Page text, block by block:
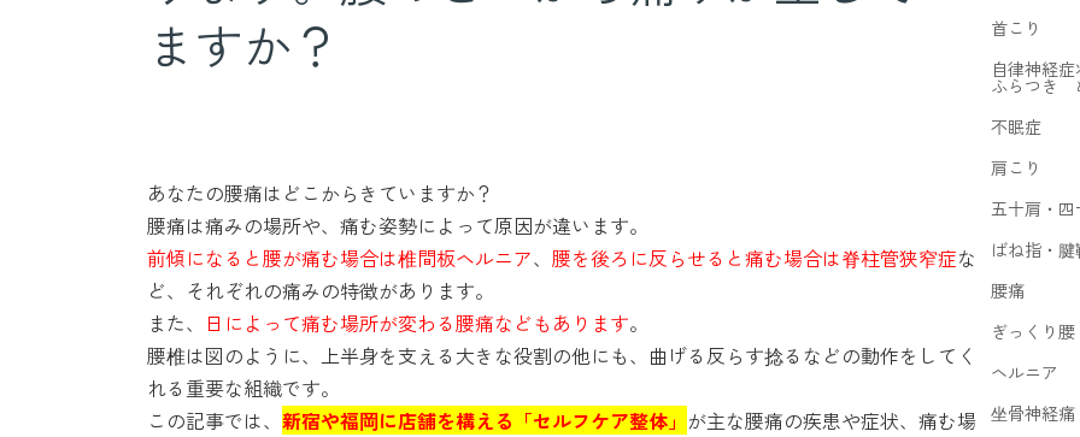
ますか？
あなたの腰痛はどこからきていますか？
腰痛は痛みの場所や、痛む姿勢によって原因が違います。
前傾になると腰が痛む場合は椎間板ヘルニア、 腰を後ろに反らせると痛む場合は脊柱管狭窄症な
ど、それぞれの痛みの特徴があります。
また、 日によって痛む場所が変わる腰痛などもあります。
腰椎は図のように、上半身を支える大きな役割の他にも、曲げる反らす捻るなどの動作をしてく
れる重要な組織です。
この記事では、 新宿や福岡に店舗を構える「セルフケア整体」 が主な腰痛の疾患や症状、痛む場
首こり
自律神経症
ふらつき
不眠症
肩こり
五十肩・四
ばね指・
腰痛
ぎっくり腰
ヘルニア
坐骨神経痛